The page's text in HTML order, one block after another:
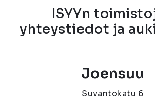
ISYYn
yhteystiedot ja
Joensuu
Suvantokatu 6